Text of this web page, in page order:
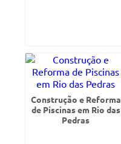
Construção e Reforma
de Piscinas em Rio das
Pedras